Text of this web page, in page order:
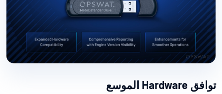
توافق Hardware الموسع